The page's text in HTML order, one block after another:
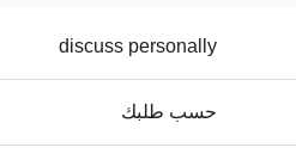
discuss personally
حسب طلبك